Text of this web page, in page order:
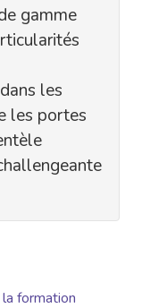
gamme
les
les portes
formation